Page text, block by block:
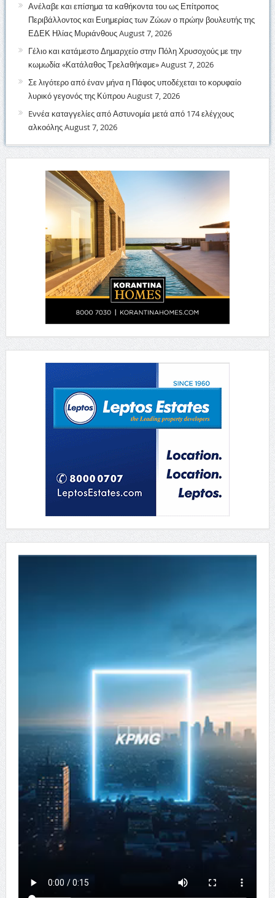
Ανέλαβε και επίσημα τα καθήκοντα του ως Επίτροπος
Περιβάλλοντος και Ευημερίας των Ζώων ο πρώην βουλευτής της
ΕΔΕΚ Ηλίας ΜυριάνθουςAugust 7, 2026
Γέλιο και κατάμεστο Δημαρχείο στην Πόλη Χρυσοχούς με την
κωμωδία «Κατάλαθος Τρελαθήκαμε»August 7, 2026
Σε λιγότερο από έναν μήνα η Πάφος υποδέχεται το κορυφαίο
λυρικό γεγονός της ΚύπρουAugust 7, 2026
Eννέα καταγγελίες από Αστυνομία μετά από 174 ελέγχους
αλκοόληςAugust 7, 2026